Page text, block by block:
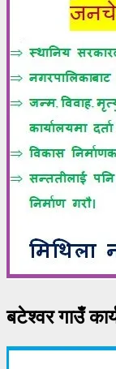
बटेश्वर गाउँ